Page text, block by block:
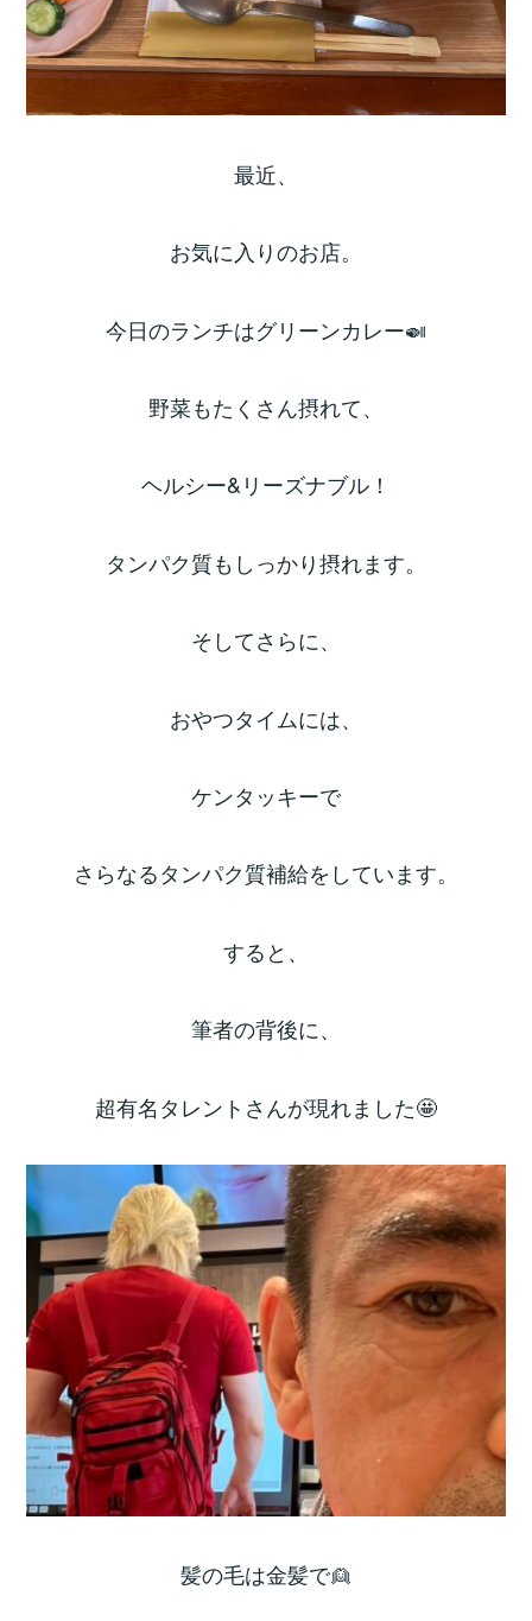
最近、
お気に入りのお店。
今日のランチはグリーンカレー🍛
野菜もたくさん摂れて、
ヘルシー&リーズナブル！
タンパク質もしっかり摂れます。
そしてさらに、
おやつタイムには、
ケンタッキーで
さらなるタンパク質補給をしています。
すると、
筆者の背後に、
超有名タレントさんが現れました🤩
髪の毛は金髪で👱